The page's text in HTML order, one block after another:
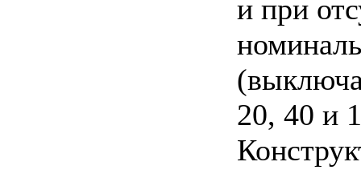
и при
20, 40 и